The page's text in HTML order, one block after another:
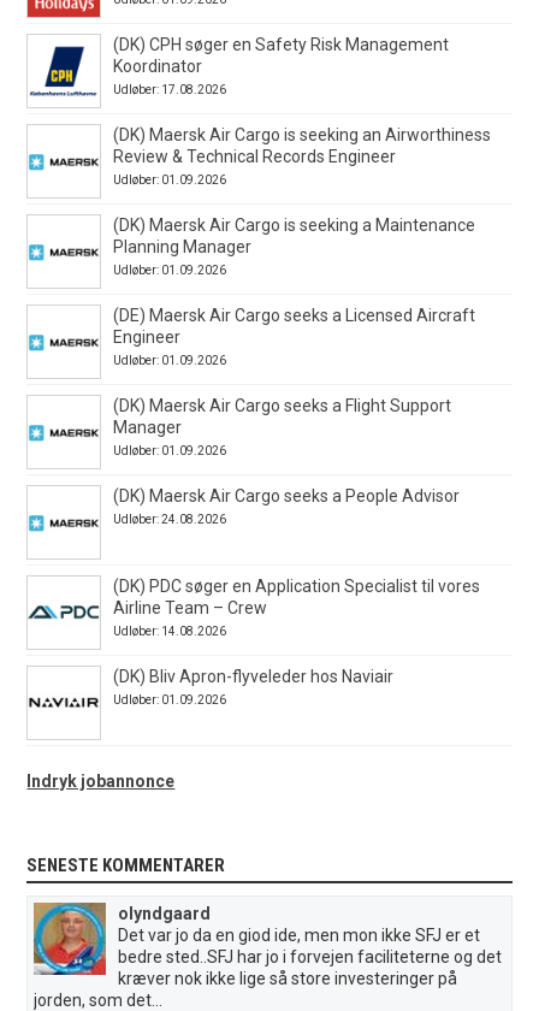
(DK) CPH søger en Safety Risk Management
Koordinator
Udløber: 17.08.2026
(DK) Maersk Air Cargo is seeking an Airworthiness
Review & Technical Records Engineer
Udløber: 01.09.2026
(DK) Maersk Air Cargo is seeking a Maintenance
Planning Manager
Udløber: 01.09.2026
(DE) Maersk Air Cargo seeks a Licensed Aircraft
Engineer
Udløber: 01.09.2026
(DK) Maersk Air Cargo seeks a Flight Support
Manager
Udløber: 01.09.2026
(DK) Maersk Air Cargo seeks a People Advisor
Udløber: 24.08.2026
(DK) PDC søger en Application Specialist til vores
Airline Team – Crew
Udløber: 14.08.2026
(DK) Bliv Apron-flyveleder hos Naviair
Udløber: 01.09.2026
Indryk jobannonce
SENESTE KOMMENTARER
olyndgaard
Det var jo da en giod ide, men mon ikke SFJ er et
bedre sted..SFJ har jo i forvejen faciliteterne og det
kræver nok ikke lige så store investeringer på
jorden, som det...